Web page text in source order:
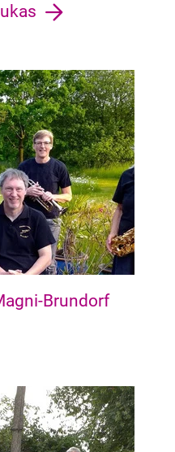
Magnus, Lesum, Werderland,
Brundorf
Kattenesch, Kattenturm